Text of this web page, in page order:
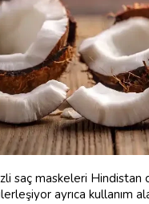
saç maskeleri Hindistan
ayrıca kullanım